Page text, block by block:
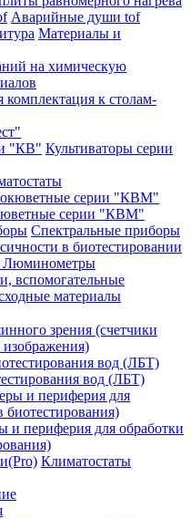
Аварийные души tof
Материалы и
на химическую
комплектация к столам-
Культиваторы серии
серии "КВМ"
Спектральные приборы
в биотестировании
Люминометры
вспомогательные
материалы
зрения (счетчики
изображения)
вод (ЛБТ)
периферия для обработки
Климатостаты